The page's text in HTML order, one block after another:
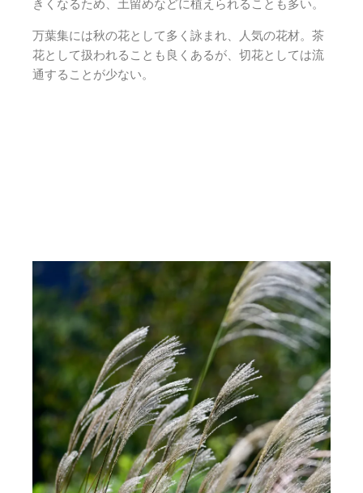
きくなるため、土留めなどに植えられることも多い。
万葉集には秋の花として多く詠まれ、人気の花材。茶
花として扱われることも良くあるが、切花としては流
通することが少ない。